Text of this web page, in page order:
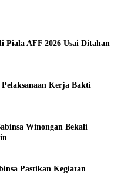
Piala AFF 2026 Usai Ditahan
Kerja Bakti
Winongan Bekali
Pastikan Kegiatan